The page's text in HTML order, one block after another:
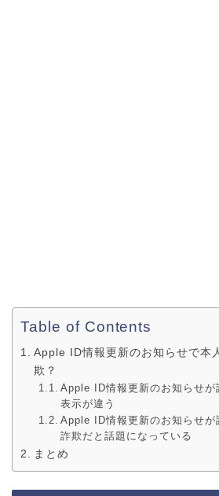
Table of Contents
Apple ID情報更新のお知らせで本
欺？
Apple ID情報更新のお知らせ
表示が違う
Apple ID情報更新のお知らせ
詐欺だと話題になっている
まとめ